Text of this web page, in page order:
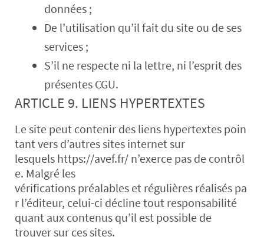
données ;
De l’utilisation qu’il fait du site ou de ses
services ;
S’il ne respecte ni la lettre, ni l’esprit des
présentes CGU.
ARTICLE 9. LIENS HYPERTEXTES
Le site peut contenir des liens hypertextes poin
tant vers d’autres sites internet sur
lesquels https://avef.fr/ n’exerce pas de contrôl
e. Malgré les
vérifications préalables et régulières réalisés pa
r l’éditeur, celui-ci décline tout responsabilité
quant aux contenus qu’il est possible de
trouver sur ces sites.